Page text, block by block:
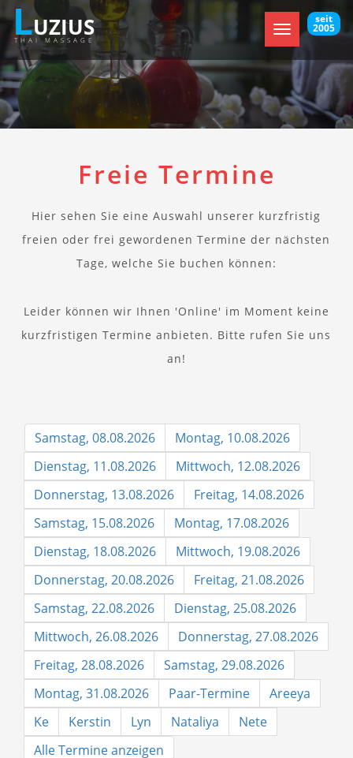
Toggle
navigation
LUZIUS
THAI MASSAGE
seit
2005
Freie Termine
Hier sehen Sie eine Auswahl unserer kurzfristig
freien oder frei gewordenen Termine der nächsten
Tage, welche Sie buchen können:
Leider können wir Ihnen 'Online' im Moment keine
kurzfristigen Termine anbieten. Bitte rufen Sie uns
an!
Samstag, 08.08.2026
Montag, 10.08.2026
Dienstag, 11.08.2026
Mittwoch, 12.08.2026
Donnerstag, 13.08.2026
Freitag, 14.08.2026
Samstag, 15.08.2026
Montag, 17.08.2026
Dienstag, 18.08.2026
Mittwoch, 19.08.2026
Donnerstag, 20.08.2026
Freitag, 21.08.2026
Samstag, 22.08.2026
Dienstag, 25.08.2026
Mittwoch, 26.08.2026
Donnerstag, 27.08.2026
Freitag, 28.08.2026
Samstag, 29.08.2026
Montag, 31.08.2026
Paar-Termine
Areeya
Ke
Kerstin Lyn Nataliya
Nete
Alle Termine anzeigen